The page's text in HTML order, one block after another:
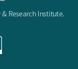
Research Institute.